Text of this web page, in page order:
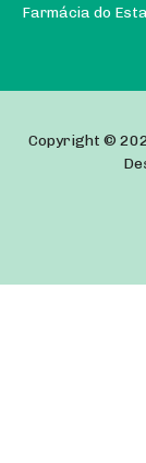
Farmácia do
Copyright ©